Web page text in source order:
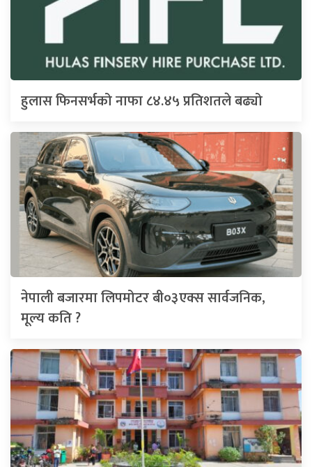
हुलास फिनसर्भको नाफा ८४.४५ प्रतिशतले बढ्यो
नेपाली बजारमा लिपमोटर बी०३एक्स सार्वजनिक,
मूल्य कति ?